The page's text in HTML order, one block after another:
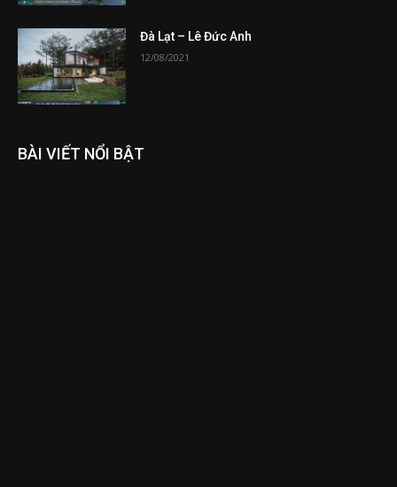
Đà Lạt – Lê Đức Anh
12/08/2021
BÀI VIẾT NỔI BẬT